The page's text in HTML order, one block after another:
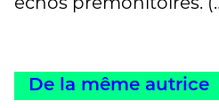
échos prémonitoires.
merveilleux, d’une
De la même autrice